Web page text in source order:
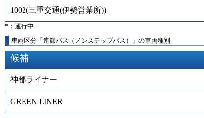
1002(三重交通(伊勢営業所))
*：運行中
車両区分「連節バス（ノンステップバス）」の車両種別
候補
神都ライナー
GREEN LINER